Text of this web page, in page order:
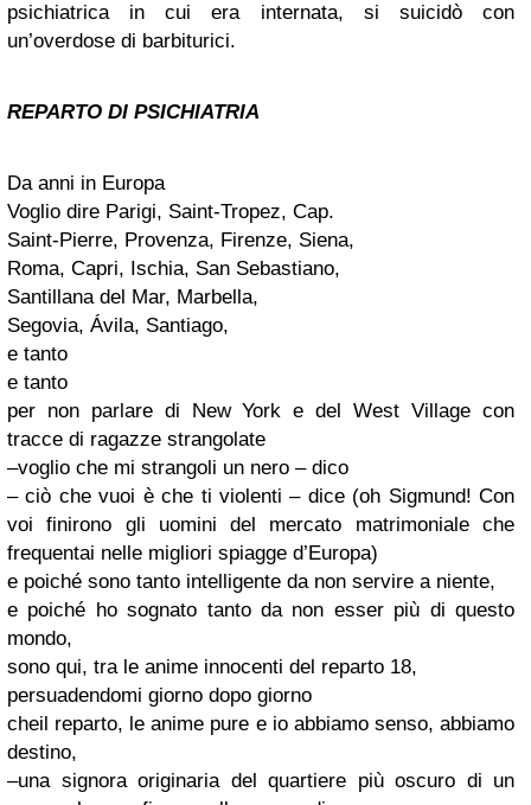
psichiatrica in cui era internata, si suicidò con
un’overdose di barbiturici.
REPARTO DI PSICHIATRIA
Da anni in Europa
Voglio dire Parigi, Saint-Tropez, Cap.
Saint-Pierre, Provenza, Firenze, Siena,
Roma, Capri, Ischia, San Sebastiano,
Santillana del Mar, Marbella,
Segovia, Ávila, Santiago,
e tanto
e tanto
per non parlare di New York e del West Village con
tracce di ragazze strangolate
–voglio che mi strangoli un nero – dico
– ciò che vuoi è che ti violenti – dice (oh Sigmund! Con
voi finirono gli uomini del mercato matrimoniale che
frequentai nelle migliori spiagge d’Europa)
e poiché sono tanto intelligente da non servire a niente,
e poiché ho sognato tanto da non esser più di questo
mondo,
sono qui, tra le anime innocenti del reparto 18,
persuadendomi giorno dopo giorno
cheil reparto, le anime pure e io abbiamo senso, abbiamo
destino,
–una signora originaria del quartiere più oscuro di un